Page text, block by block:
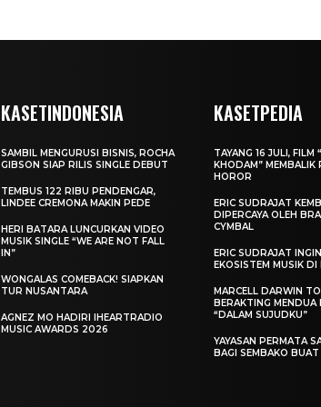
KASETINDONESIA
SAMBIL MENGURUSI BISNIS, ROCHA
GIBSON SIAP RILIS SINGLE DEBUT
TEMBUS 122 RIBU PENDENGAR,
LINDEE CREMONA MAKIN PEDE
HERI BATARA LUNCURKAN VIDEO
MUSIK SINGLE “WE ARE NOT FALL
IN”
WONGALAS COMEBACK! SIAPKAN
TUR NUSANTARA
AGNEZ MO HADIRI IHEARTRADIO
MUSIC AWARDS 2026
KASETPEDIA
TAYANG 16 JULI, FILM
KHODAM” MEMBALIK
HOROR
ERIC SUDRAJAT
DIPERCAYA OLEH
CYMBAL
ERIC SUDRAJAT
EKOSISTEM MUSIK DI
MARCELL DARWIN
BERAKTING MENDUA
“DALAM SUJUDKU”
YAYASAN PERMATA
BAGI SEMBAKO